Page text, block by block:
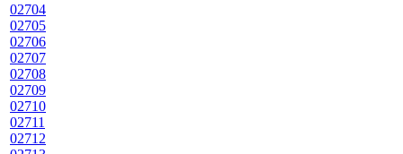
02704
02705
02706
02707
02708
02709
02710
02711
02712